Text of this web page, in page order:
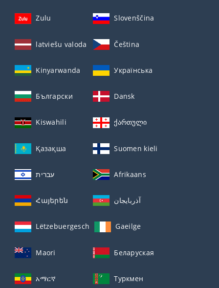
Zulu Slovenščina
latviešu valoda Čeština
Kinyarwanda Українська
Български Dansk
Kiswahili ქართული
Қазақша Suomen kieli
עברית Afrikaans
Հայերեն آذربايجان
Lëtzebuergesch Gaeilge
Maori Беларуская
አማርኛ Туркмен